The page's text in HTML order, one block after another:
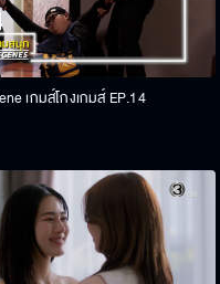
เกมส์โกงเกมส์ EP.14